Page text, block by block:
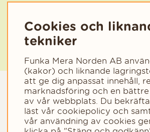
Cookies och
tekniker
Funka Mera Norden AB
(kakor) och liknande
att ge dig anpassat innehåll,
marknadsföring och en
av vår webbplats. Du
läst vår cookiepolicy och
vår användning av cookies